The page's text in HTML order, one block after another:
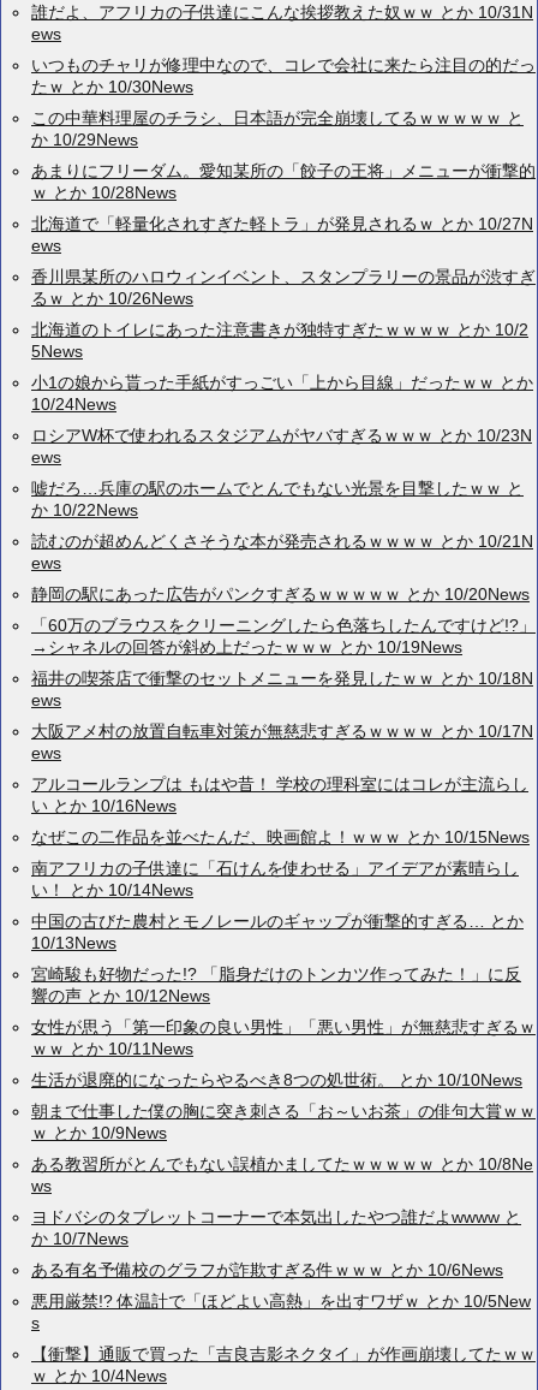
誰だよ、アフリカの子供達にこんな挨拶教えた奴ｗｗ とか 10/31N
ews
いつものチャリが修理中なので、コレで会社に来たら注目の的だっ
たｗ とか 10/30News
この中華料理屋のチラシ、日本語が完全崩壊してるｗｗｗｗｗ と
か 10/29News
あまりにフリーダム。愛知某所の「餃子の王将」メニューが衝撃的
ｗ とか 10/28News
北海道で「軽量化されすぎた軽トラ」が発見されるｗ とか 10/27N
ews
香川県某所のハロウィンイベント、スタンプラリーの景品が渋すぎ
るｗ とか 10/26News
北海道のトイレにあった注意書きが独特すぎたｗｗｗｗ とか 10/2
5News
小1の娘から貰った手紙がすっごい「上から目線」だったｗｗ とか
10/24News
ロシアW杯で使われるスタジアムがヤバすぎるｗｗｗ とか 10/23N
ews
嘘だろ…兵庫の駅のホームでとんでもない光景を目撃したｗｗ と
か 10/22News
読むのが超めんどくさそうな本が発売されるｗｗｗｗ とか 10/21N
ews
静岡の駅にあった広告がパンクすぎるｗｗｗｗｗ とか 10/20News
「60万のブラウスをクリーニングしたら色落ちしたんですけど!?」
→シャネルの回答が斜め上だったｗｗｗ とか 10/19News
福井の喫茶店で衝撃のセットメニューを発見したｗｗ とか 10/18N
ews
大阪アメ村の放置自転車対策が無慈悲すぎるｗｗｗｗ とか 10/17N
ews
アルコールランプは もはや昔！ 学校の理科室にはコレが主流らし
い とか 10/16News
なぜこの二作品を並べたんだ、映画館よ！ｗｗｗ とか 10/15News
南アフリカの子供達に「石けんを使わせる」アイデアが素晴らし
い！ とか 10/14News
中国の古びた農村とモノレールのギャップが衝撃的すぎる… とか
10/13News
宮崎駿も好物だった!? 「脂身だけのトンカツ作ってみた！」に反
響の声 とか 10/12News
女性が思う「第一印象の良い男性」「悪い男性」が無慈悲すぎるｗ
ｗｗ とか 10/11News
生活が退廃的になったらやるべき8つの処世術。 とか 10/10News
朝まで仕事した僕の胸に突き刺さる「お～いお茶」の俳句大賞ｗｗ
ｗ とか 10/9News
ある教習所がとんでもない誤植かましてたｗｗｗｗｗ とか 10/8Ne
ws
ヨドバシのタブレットコーナーで本気出したやつ誰だよwwww と
か 10/7News
ある有名予備校のグラフが詐欺すぎる件ｗｗｗ とか 10/6News
悪用厳禁!? 体温計で「ほどよい高熱」を出すワザｗ とか 10/5New
s
【衝撃】通販で買った「吉良吉影ネクタイ」が作画崩壊してたｗｗ
ｗ とか 10/4News